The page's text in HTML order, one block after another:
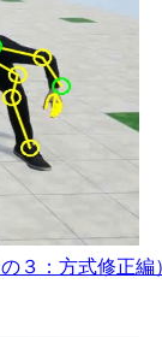
３：方式修正編）